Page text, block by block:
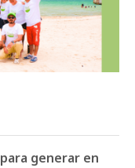
generar en